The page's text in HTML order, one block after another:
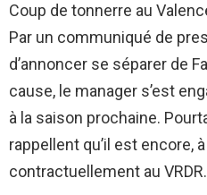
Coup de tonnerre au
Par un communiqué de
d’annoncer se séparer de
cause, le manager s’est
à la saison prochaine.
rappellent qu’il est encore,
contractuellement au